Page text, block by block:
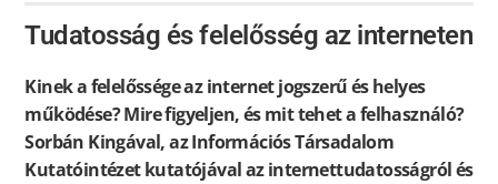
Tudatosság és felelősség az interneten
Kinek a felelőssége az internet jogszerű és helyes
működése? Mire figyeljen, és mit tehet a felhasználó?
Sorbán Kingával, az Információs Társadalom
Kutatóintézet kutatójával az internettudatosságról és